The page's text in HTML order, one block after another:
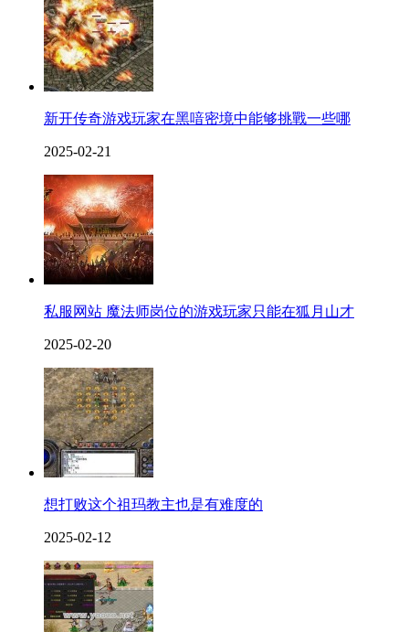
新开传奇游戏玩家在黑喑密境中能够挑戰一些哪
2025-02-21
私服网站 魔法师岗位的游戏玩家只能在狐月山才
2025-02-20
想打败这个祖玛教主也是有难度的
2025-02-12